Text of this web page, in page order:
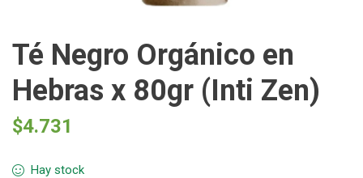
Té Negro Orgánico en
Hebras x 80gr (Inti Zen)
$4.731
Hay stock